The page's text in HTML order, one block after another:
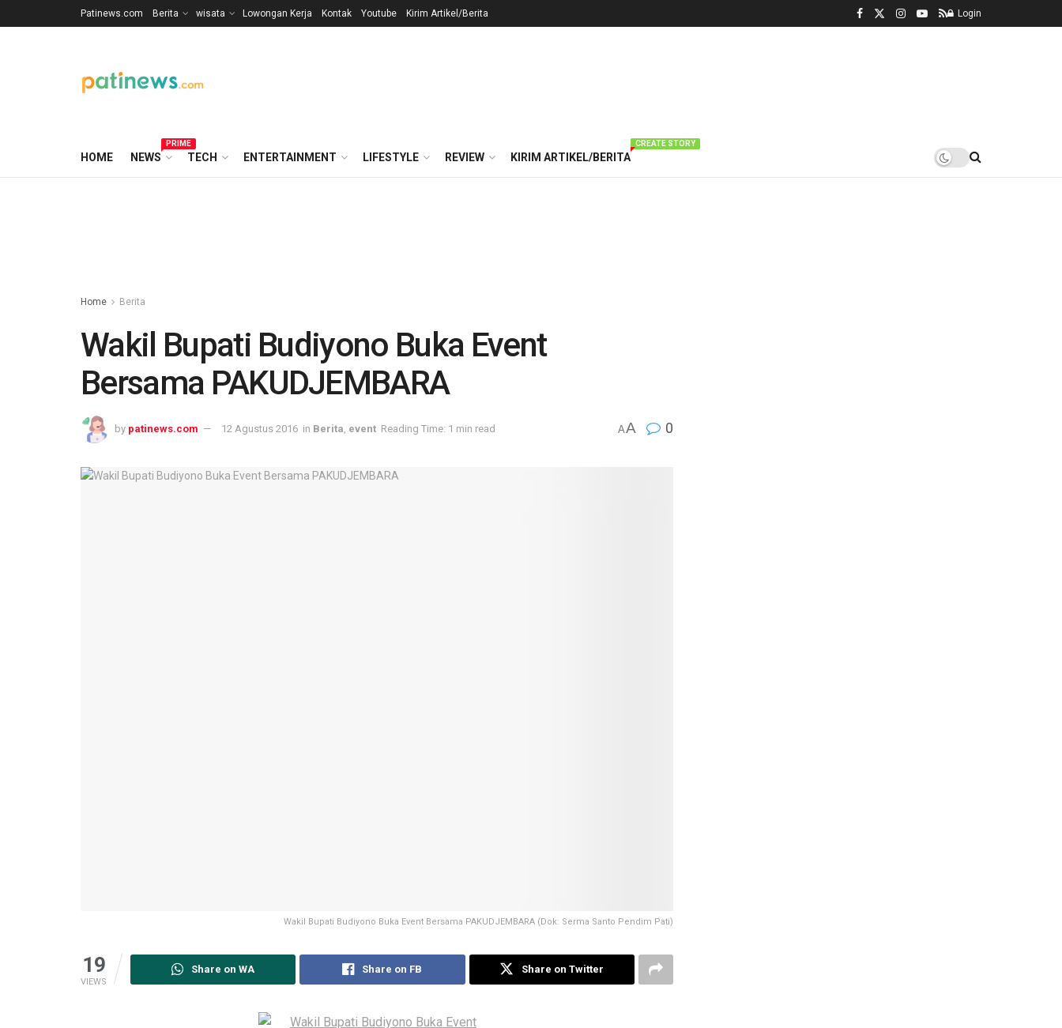
Patinews.com Berita wisata Lowongan Kerja Kontak Youtube Kirim Artikel/Berita Login
HOME NEWS
PRIME
TECH ENTERTAINMENT LIFESTYLE REVIEW KIRIM ARTIKEL/BERITA
CREATE STORY
Home Berita
Wakil Bupati Budiyono Buka Event
Bersama PAKUDJEMBARA
by patinews.com 12 Agustus 2016 in Berita event Reading Time: 1 min read AA 0
Wakil Bupati Budiyono Buka Event Bersama PAKUDJEMBARA (Dok: Serma Santo Pendim Pati)
19
VIEWS
Share on WA Share on FB Share on Twitter